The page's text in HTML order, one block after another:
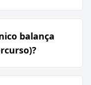
balança